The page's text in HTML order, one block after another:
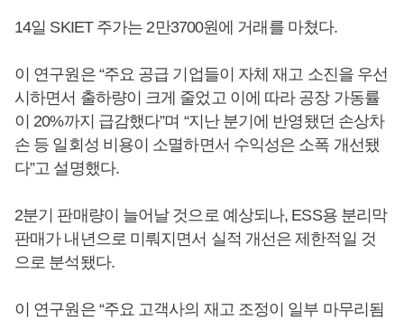
14일 SKIET 주가는 2만3700원에 거래를 마쳤다.
이 연구원은 “주요 공급 기업들이 자체 재고 소진을 우선
시하면서 출하량이 크게 줄었고 이에 따라 공장 가동률
이 20%까지 급감했다”며 “지난 분기에 반영됐던 손상차
손 등 일회성 비용이 소멸하면서 수익성은 소폭 개선됐
다”고 설명했다.
2분기 판매량이 늘어날 것으로 예상되나, ESS용 분리막
판매가 내년으로 미뤄지면서 실적 개선은 제한적일 것
으로 분석됐다.
이 연구원은 “주요 고객사의 재고 조정이 일부 마무리됨